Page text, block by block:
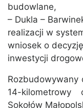
budowlane,
– Dukla –
realizacji w
wniosek o
inwestycji
14-kilometrowy
Sokołów